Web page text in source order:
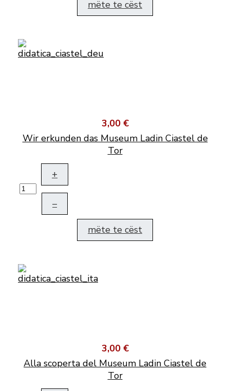
mëte te cëst
3,00 €
Wir erkunden das Museum Ladin Ciastel de
Tor
+
–
mëte te cëst
3,00 €
Alla scoperta del Museum Ladin Ciastel de
Tor